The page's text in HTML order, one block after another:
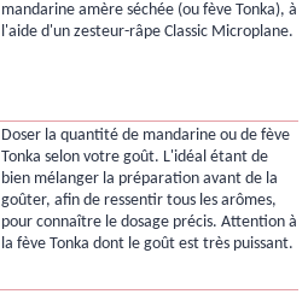
mandarine amère séchée (ou fève Tonka), à
l'aide d'un zesteur-râpe Classic Microplane.
Doser la quantité de mandarine ou de fève
Tonka selon votre goût. L'idéal étant de
bien mélanger la préparation avant de la
goûter, afin de ressentir tous les arômes,
pour connaître le dosage précis. Attention à
la fève Tonka dont le goût est très puissant.